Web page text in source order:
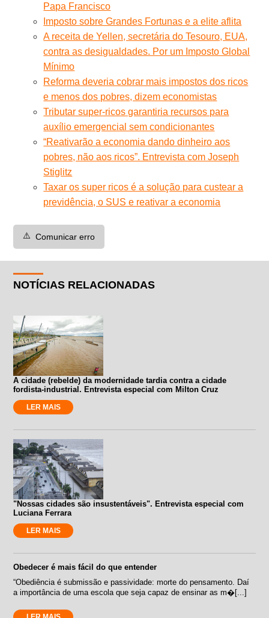
Papa Francisco
Imposto sobre Grandes Fortunas e a elite aflita
A receita de Yellen, secretária do Tesouro, EUA,
contra as desigualdades. Por um Imposto Global
Mínimo
Reforma deveria cobrar mais impostos dos ricos
e menos dos pobres, dizem economistas
Tributar super-ricos garantiria recursos para
auxílio emergencial sem condicionantes
“Reativarão a economia dando dinheiro aos
pobres, não aos ricos”. Entrevista com Joseph
Stiglitz
Taxar os super ricos é a solução para custear a
previdência, o SUS e reativar a economia
⚠️ Comunicar erro
NOTÍCIAS RELACIONADAS
A cidade (rebelde) da modernidade tardia contra a cidade
fordista-industrial. Entrevista especial com Milton Cruz
LER MAIS
"Nossas cidades são insustentáveis". Entrevista especial com
Luciana Ferrara
LER MAIS
Obedecer é mais fácil do que entender
“Obediência é submissão e passividade: morte do pensamento. Daí
a importância de uma escola que seja capaz de ensinar as m�[...]